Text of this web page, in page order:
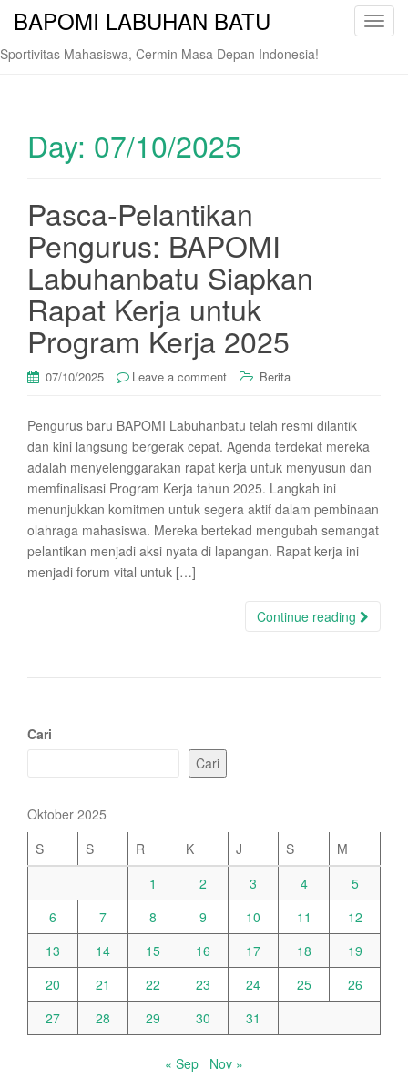
T
BAPOMI LABUHAN BATU
Sportivitas Mahasiswa, Cermin Masa Depan Indonesia!
Day: 07/10/2025
Pasca-Pelantikan
Pengurus: BAPOMI
Labuhanbatu Siapkan
Rapat Kerja untuk
Program Kerja 2025
07/10/2025 Leave a comment Berita
Pengurus baru BAPOMI Labuhanbatu telah resmi dilantik
dan kini langsung bergerak cepat. Agenda terdekat mereka
adalah menyelenggarakan rapat kerja untuk menyusun dan
memfinalisasi Program Kerja tahun 2025. Langkah ini
menunjukkan komitmen untuk segera aktif dalam pembinaan
olahraga mahasiswa. Mereka bertekad mengubah semangat
pelantikan menjadi aksi nyata di lapangan. Rapat kerja ini
menjadi forum vital untuk […]
Continue reading
Cari
Cari
Oktober 2025
S
S R K J S
M
1
2 3 4
5
6
7 8 9 10 11
12
13
14 15 16 17 18
19
20
21 22 23 24 25
26
27
28 29 30 31
« Sep Nov »